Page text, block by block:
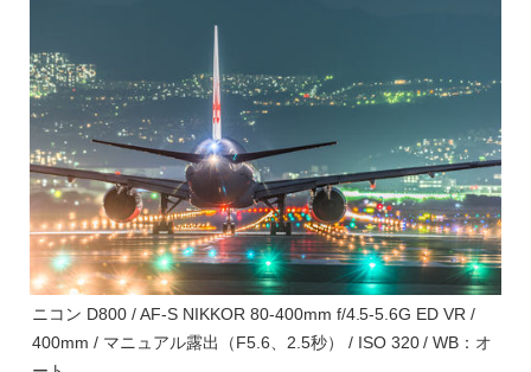
ニコン D800 / AF-S NIKKOR 80-400mm f/4.5-5.6G ED VR /
400mm / マニュアル露出（F5.6、2.5秒） / ISO 320 / WB：オ